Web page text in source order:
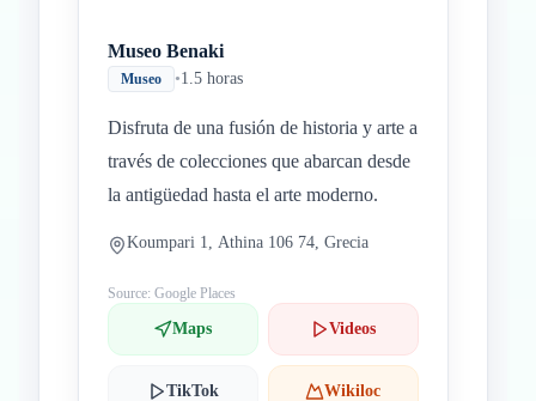
Museo Benaki
Museo •1.5 horas
Disfruta de una fusión de historia y arte a
través de colecciones que abarcan desde
la antigüedad hasta el arte moderno.
Koumpari 1, Athina 106 74, Grecia
Source: Google Places
Maps Videos
TikTok Wikiloc